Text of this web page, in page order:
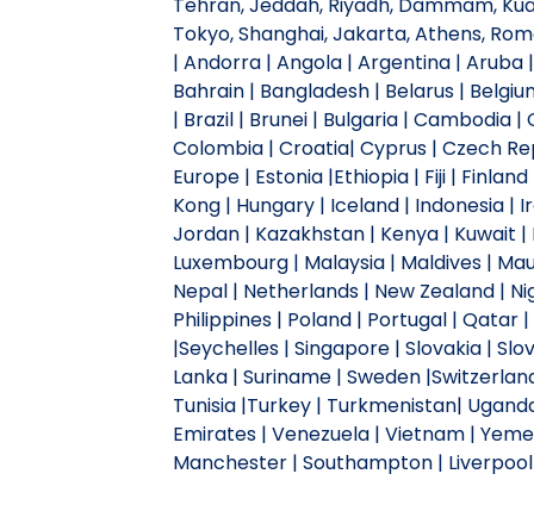
Tokyo, Shanghai, Jakarta, Athens,
| Andorra | Angola | Argentina | Aruba
Bahrain | Bangladesh | Belarus |
| Brazil | Brunei | Bulgaria | Cambodia
Colombia | Croatia| Cyprus | Czech
Europe | Estonia |Ethiopia | Fiji |
Kong | Hungary | Iceland | Indonesia |
Jordan | Kazakhstan | Kenya | Kuwait
Luxembourg | Malaysia | Maldives |
Nepal | Netherlands | New Zealand |
Philippines | Poland | Portugal | Qatar
|Seychelles | Singapore | Slovakia |
Lanka | Suriname | Sweden
Tunisia |Turkey | Turkmenistan|
Emirates | Venezuela | Vietnam |
Manchester | Southampton |